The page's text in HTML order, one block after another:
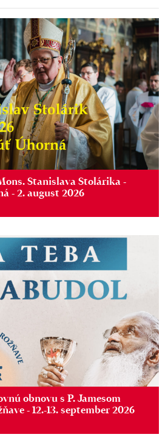
Stanislava Stolárika -
- 2. august 2026
obnovu s P. Jamesom
- 12.-13. september 2026